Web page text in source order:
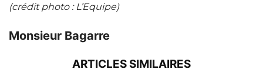
(crédit photo : L’Equipe)
Monsieur Bagarre
ARTICLES SIMILAIRES